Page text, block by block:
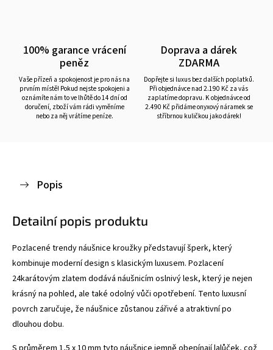
100% garance vrácení
peněz
Vaše přízeň a spokojenost je pro nás na
prvním místě! Pokud nejste spokojeni a
oznámíte nám to ve lhůtě do 14 dní od
doručení, zboží vám rádi vyměníme
nebo za něj vrátíme peníze.
Doprava a dárek
ZDARMA
Dopřejte si luxus bez dalších poplatků.
Při objednávce nad 2.190 Kč za vás
zaplatíme dopravu. K objednávce od
2.490 Kč přidáme onyxový náramek se
stříbrnou kuličkou jako dárek!
Popis
Detailní popis produktu
Pozlacené trendy náušnice kroužky představují šperk, který
kombinuje moderní design s klasickým luxusem. Pozlacení
24karátovým zlatem dodává náušnicím oslnivý lesk, který je nejen
krásný na pohled, ale také odolný vůči opotřebení. Tento luxusní
povrch zaručuje, že náušnice zůstanou zářivé a atraktivní po
dlouhou dobu.